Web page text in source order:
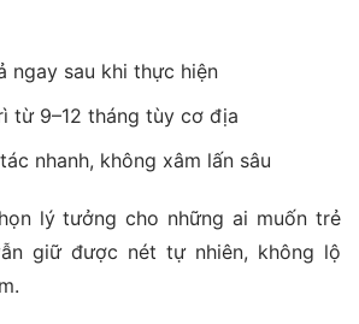
ngay sau khi thực hiện
từ 9–12 tháng tùy cơ địa
nhanh, không xâm lấn sâu
lý tưởng cho những ai muốn trẻ
giữ được nét tự nhiên, không lộ